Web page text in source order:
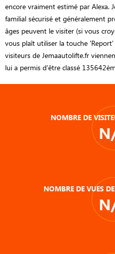
encore vraiment estimé par
familial sécurisé et généralement
âges peuvent le visiter (si vous
vous plaît utiliser la touche
visiteurs de Jemaautolifte.fr
lui a permis d’être classé
NOMBRE DE
NOMBRE DE VUES